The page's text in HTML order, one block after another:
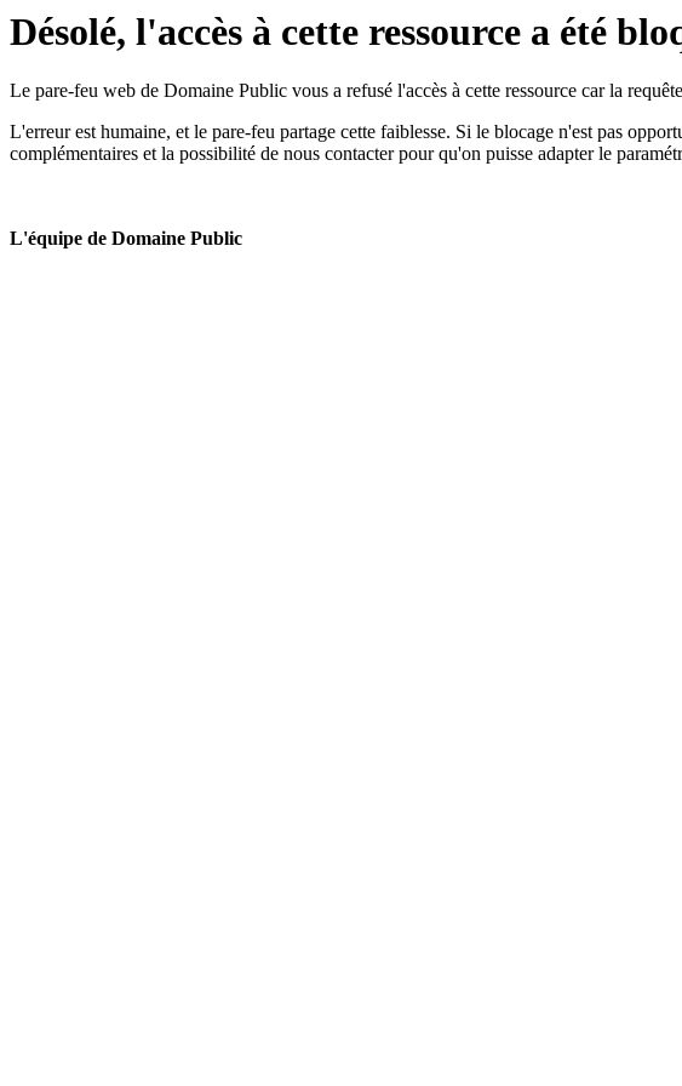
Désolé, l'accès à cette ressource a été
Le pare-feu web de Domaine Public vous a refusé l'accès à cette ressource car la
L'erreur est humaine, et le pare-feu partage cette faiblesse. Si le blocage n'est pas
complémentaires et la possibilité de nous contacter pour qu'on puisse adapter le
L'équipe de Domaine Public